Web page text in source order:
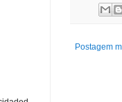
Postagem